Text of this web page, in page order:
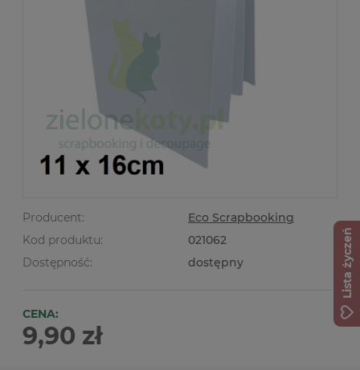
Producent:
Eco Scrapbooking
Kod produktu:
021062
Dostępność:
dostępny
CENA:
9,90 zł
Lista życzeń